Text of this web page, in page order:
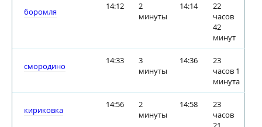
боромля
14:12
2
минуты
14:14
22
часов
42
минут
смородино
14:33
3
минуты
14:36
23
часов 1
минута
кириковка
14:56
2
минуты
14:58
23
часов